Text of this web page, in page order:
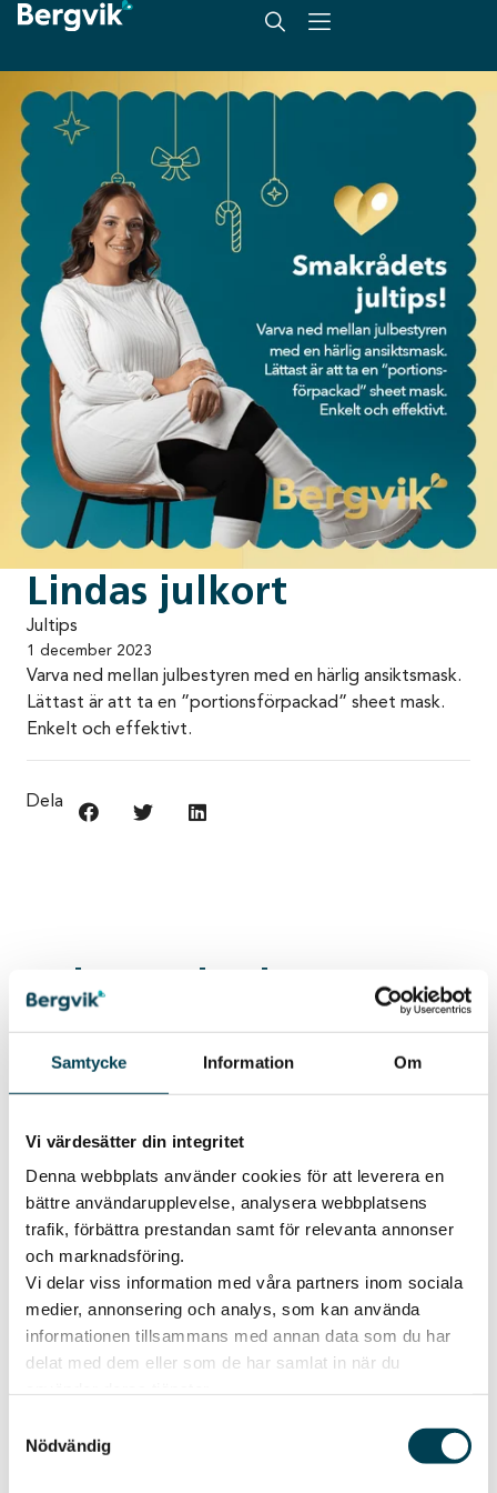
Samtycke Information Om
Vi värdesätter din integritet
Denna webbplats använder cookies för att leverera en
bättre användarupplevelse, analysera webbplatsens
trafik, förbättra prestandan samt för relevanta annonser
och marknadsföring.
Vi delar viss information med våra partners inom sociala
medier, annonsering och analys, som kan använda
informationen tillsammans med annan data som du har
delat med dem eller som de har samlat in när du
Nödvändig
Lindas julkort
Jultips
1 december 2023
Varva ned mellan julbestyren med en härlig ansiktsmask.
Lättast är att ta en ”portionsförpackad” sheet mask.
Enkelt och effektivt.
Dela
Relaterade tips
Fixa huden inför hösten
Artisten och skådespelerskan Ida Hallquist får hjälp
av Smakrådets skönhetsexpert Ella att bli redo för
säsongen.